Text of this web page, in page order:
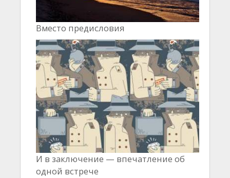
Вместо предисловия
И в заключение — впечатление об
одной встрече